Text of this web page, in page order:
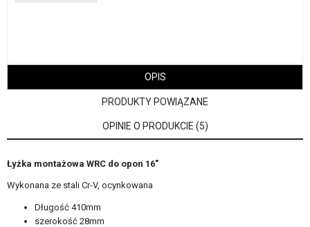
OPIS
PRODUKTY POWIĄZANE
OPINIE O PRODUKCIE (5)
Łyżka montażowa WRC do opon 16"
Wykonana ze stali Cr-V, ocynkowana
Długość 410mm
szerokość 28mm